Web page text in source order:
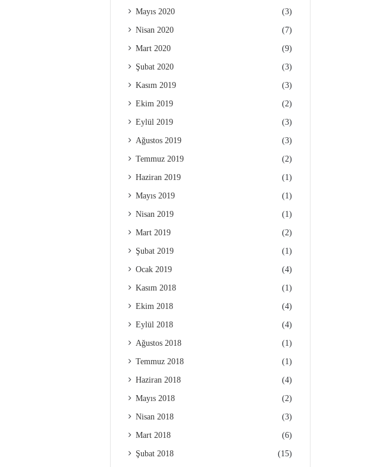
Mayıs 2020 (3)
Nisan 2020 (7)
Mart 2020 (9)
Şubat 2020 (3)
Kasım 2019 (3)
Ekim 2019 (2)
Eylül 2019 (3)
Ağustos 2019 (3)
Temmuz 2019 (2)
Haziran 2019 (1)
Mayıs 2019 (1)
Nisan 2019 (1)
Mart 2019 (2)
Şubat 2019 (1)
Ocak 2019 (4)
Kasım 2018 (1)
Ekim 2018 (4)
Eylül 2018 (4)
Ağustos 2018 (1)
Temmuz 2018 (1)
Haziran 2018 (4)
Mayıs 2018 (2)
Nisan 2018 (3)
Mart 2018 (6)
Şubat 2018 (15)